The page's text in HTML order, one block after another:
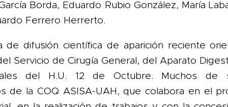
Borda, Eduardo Rubio González, María
Ferrero Herrerto.
difusión científica de aparición reciente
Servicio de Cirugía General, del Aparato
del H.U. 12 de Octubre. Muchos de
de la COQ ASISA-UAH, que colabora en el